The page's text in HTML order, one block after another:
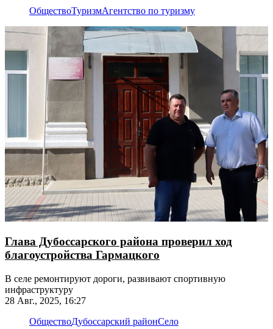
ОбществоТуризмАгентство по туризму
Глава Дубоссарского района проверил ход
благоустройства Гармацкого
В селе ремонтируют дороги, развивают спортивную
инфраструктуру
28 Авг., 2025, 16:27
ОбществоДубоссарский районСело